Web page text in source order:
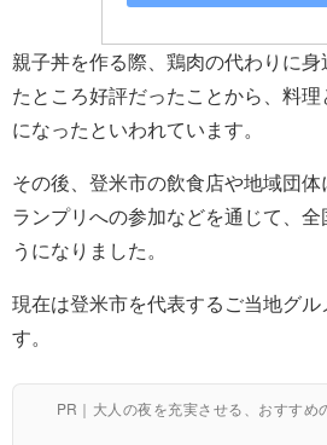
親子丼を作る際、鶏肉の代わりに
たところ好評だったことから、料
になったといわれています。
その後、登米市の飲食店や地域団
ランプリへの参加などを通じて、
うになりました。
現在は登米市を代表するご当地グ
す。
PR｜大人の夜を充実させる、おすすめ